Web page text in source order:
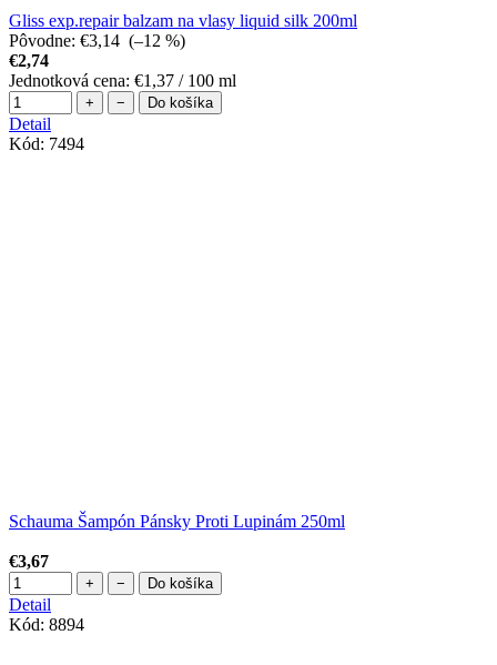
Gliss exp.repair balzam na vlasy liquid silk 200ml
Pôvodne: €3,14 (–12 %)
€2,74
Jednotková cena: €1,37 / 100 ml
+ − Do košíka
Detail
Kód: 7494
Schauma Šampón Pánsky Proti Lupinám 250ml
€3,67
+ − Do košíka
Detail
Kód: 8894